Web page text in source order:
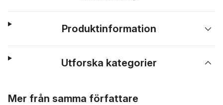
Produktinformation
Utforska kategorier
Mer från samma författare